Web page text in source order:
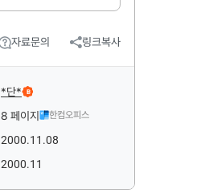
자료문의 링크복사
*단* B
8 페이지 한컴오피스
2000.11.08
2000.11